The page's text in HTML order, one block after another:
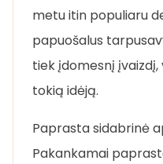
metu itin populiaru
papuošalus
tiek įdomesnį
tokią idėją.
Paprasta sidabrinė
Pakankamai